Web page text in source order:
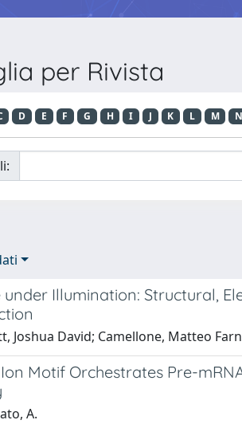
per Rivista
D E F G H I J K L M N
under Illumination: Structural,
Joshua David; Camellone, Matteo
Motif Orchestrates Pre-
A.